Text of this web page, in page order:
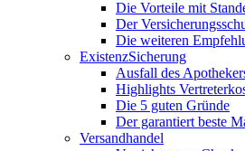
Die Vorteile mit
Der
Die weiteren
ExistenzSicherung
Ausfall des
Highlights
Die 5 guten Gründe
Der garantiert beste
Versandhandel